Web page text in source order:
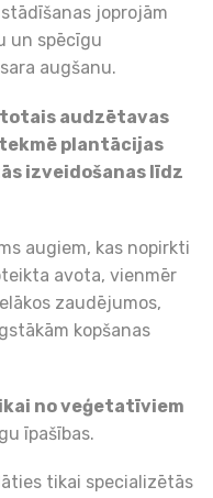
joprojām
un spēcīgu
augšanu.
audzētavas
plantācijas
izveidošanas līdz
augiem, kas nopirkti
avota, vienmēr
zaudējumos,
kopšanas
no veģetatīviem
īpašības.
tikai specializētās